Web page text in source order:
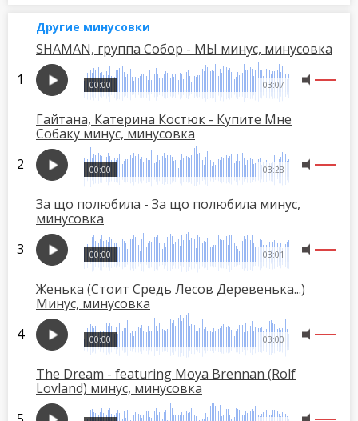
Другие минусовки
SHAMAN, группа Собор - МЫ минус, минусовка
03:07
00:00
Гайтана, Катерина Костюк - Купите Мне
Собаку минус, минусовка
03:28
00:00
За що полюбила - За що полюбила минус,
минусовка
03:01
00:00
Женька (Стоит Средь Лесов Деревенька...)
Минус, минусовка
03:00
00:00
The Dream - featuring Moya Brennan (Rolf
Lovland) минус, минусовка